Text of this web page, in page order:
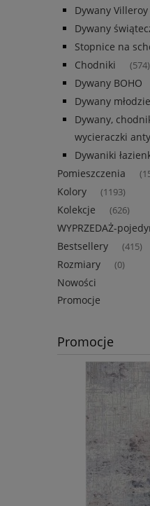
Dywany Villeroy
Dywany
Stopnice na
Chodniki (574)
Dywany BOHO
Dywany
Dywany,
wycieraczki
Dywaniki
Pomieszczenia
Kolory (1193)
Kolekcje (626)
WYPRZEDAŻ-
Bestsellery (415)
Rozmiary (0)
Nowości
Promocje
Promocje